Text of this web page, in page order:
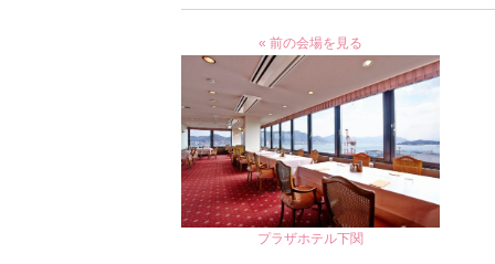
« 前の会場を見る
プラザホテル下関